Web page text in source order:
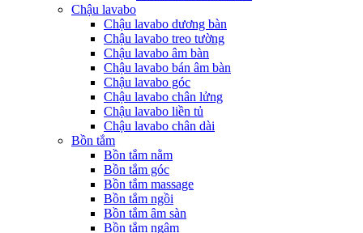
Chậu lavabo
Chậu lavabo dương bàn
Chậu lavabo treo tường
Chậu lavabo âm bàn
Chậu lavabo bán âm bàn
Chậu lavabo góc
Chậu lavabo chân lửng
Chậu lavabo liền tủ
Chậu lavabo chân dài
Bồn tắm
Bồn tắm nằm
Bồn tắm góc
Bồn tắm massage
Bồn tắm ngồi
Bồn tắm âm sàn
Bồn tắm ngâm